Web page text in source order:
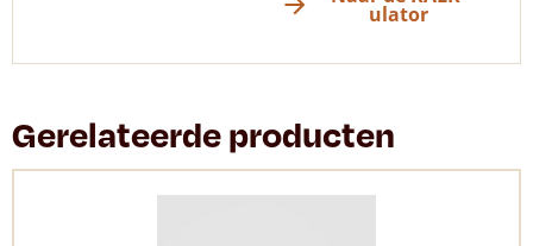
ulator
Gerelateerde producten